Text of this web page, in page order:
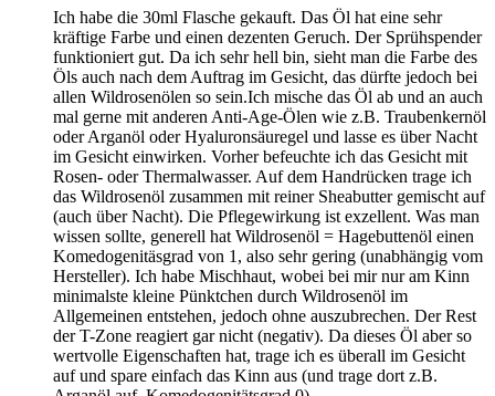
Ich habe die 30ml Flasche gekauft. Das Öl hat eine sehr
kräftige Farbe und einen dezenten Geruch. Der Sprühspender
funktioniert gut. Da ich sehr hell bin, sieht man die Farbe des
Öls auch nach dem Auftrag im Gesicht, das dürfte jedoch bei
allen Wildrosenölen so sein.Ich mische das Öl ab und an auch
mal gerne mit anderen Anti-Age-Ölen wie z.B. Traubenkernöl
oder Arganöl oder Hyaluronsäuregel und lasse es über Nacht
im Gesicht einwirken. Vorher befeuchte ich das Gesicht mit
Rosen- oder Thermalwasser. Auf dem Handrücken trage ich
das Wildrosenöl zusammen mit reiner Sheabutter gemischt auf
(auch über Nacht). Die Pflegewirkung ist exzellent. Was man
wissen sollte, generell hat Wildrosenöl = Hagebuttenöl einen
Komedogenitäsgrad von 1, also sehr gering (unabhängig vom
Hersteller). Ich habe Mischhaut, wobei bei mir nur am Kinn
minimalste kleine Pünktchen durch Wildrosenöl im
Allgemeinen entstehen, jedoch ohne auszubrechen. Der Rest
der T-Zone reagiert gar nicht (negativ). Da dieses Öl aber so
wertvolle Eigenschaften hat, trage ich es überall im Gesicht
auf und spare einfach das Kinn aus (und trage dort z.B.